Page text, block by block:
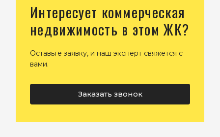
Интересует коммерческая
недвижимость в этом ЖК?
Оставьте заявку, и наш эксперт свяжется с
вами.
Заказать звонок